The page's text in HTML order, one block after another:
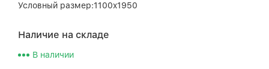
Условный размер:1100x1950
Наличие на складе
В наличии